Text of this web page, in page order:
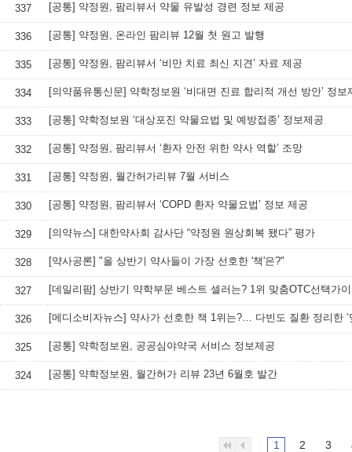
337 [공통] 약정원, 팜리뷰서 약물 유발성 경련 정보 제공
336 [공통] 약정원, 온라인 팜리뷰 12월 첫 원고 발행
335 [공통] 약정원, 팜리뷰서 ‘비만 치료 최신 지견’ 자료 제공
334 [의약품유통신문] 약학정보원 ‘비대면 진료 합리적 개선 방안’ 정보
333 [공통] 약학정보원 ‘대상포진 약물요법 및 예방접종’ 정보제공
332 [공통] 약정원, 팜리뷰서 ‘환자 안전 위한 약사 역할’ 조망
331 [공통] 약정원, 월간허가리뷰 7월 서비스
330 [공통] 약정원, 팜리뷰서 ‘COPD 환자 약물요법’ 정보 제공
329 [의약뉴스] 대한약사회 감사단 “약정원 원상회복 됐다” 평가
328 [약사공론] "올 상반기 약사들이 가장 선호한 '책'은?"
327 [데일리팜] 상반기 약학부문 베스트 셀러는? 1위 맞춤OTC선택가
326
325 [공통] 약학정보원, 공공심야약국 서비스 정보제공
324 [공통] 약학정보원, 월간허가 리뷰 23년 6월호 발간
1 2 3